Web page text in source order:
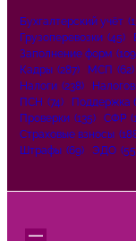
Бухгалтерский учёт
Грузоперевозки (45)
Заполнение форм
Кадры (287) МСП (62)
Налоги (238)
ПСН (74) Поддержка
Проверки (135) СФР
Страховые взносы
Штрафы (69) ЭДО